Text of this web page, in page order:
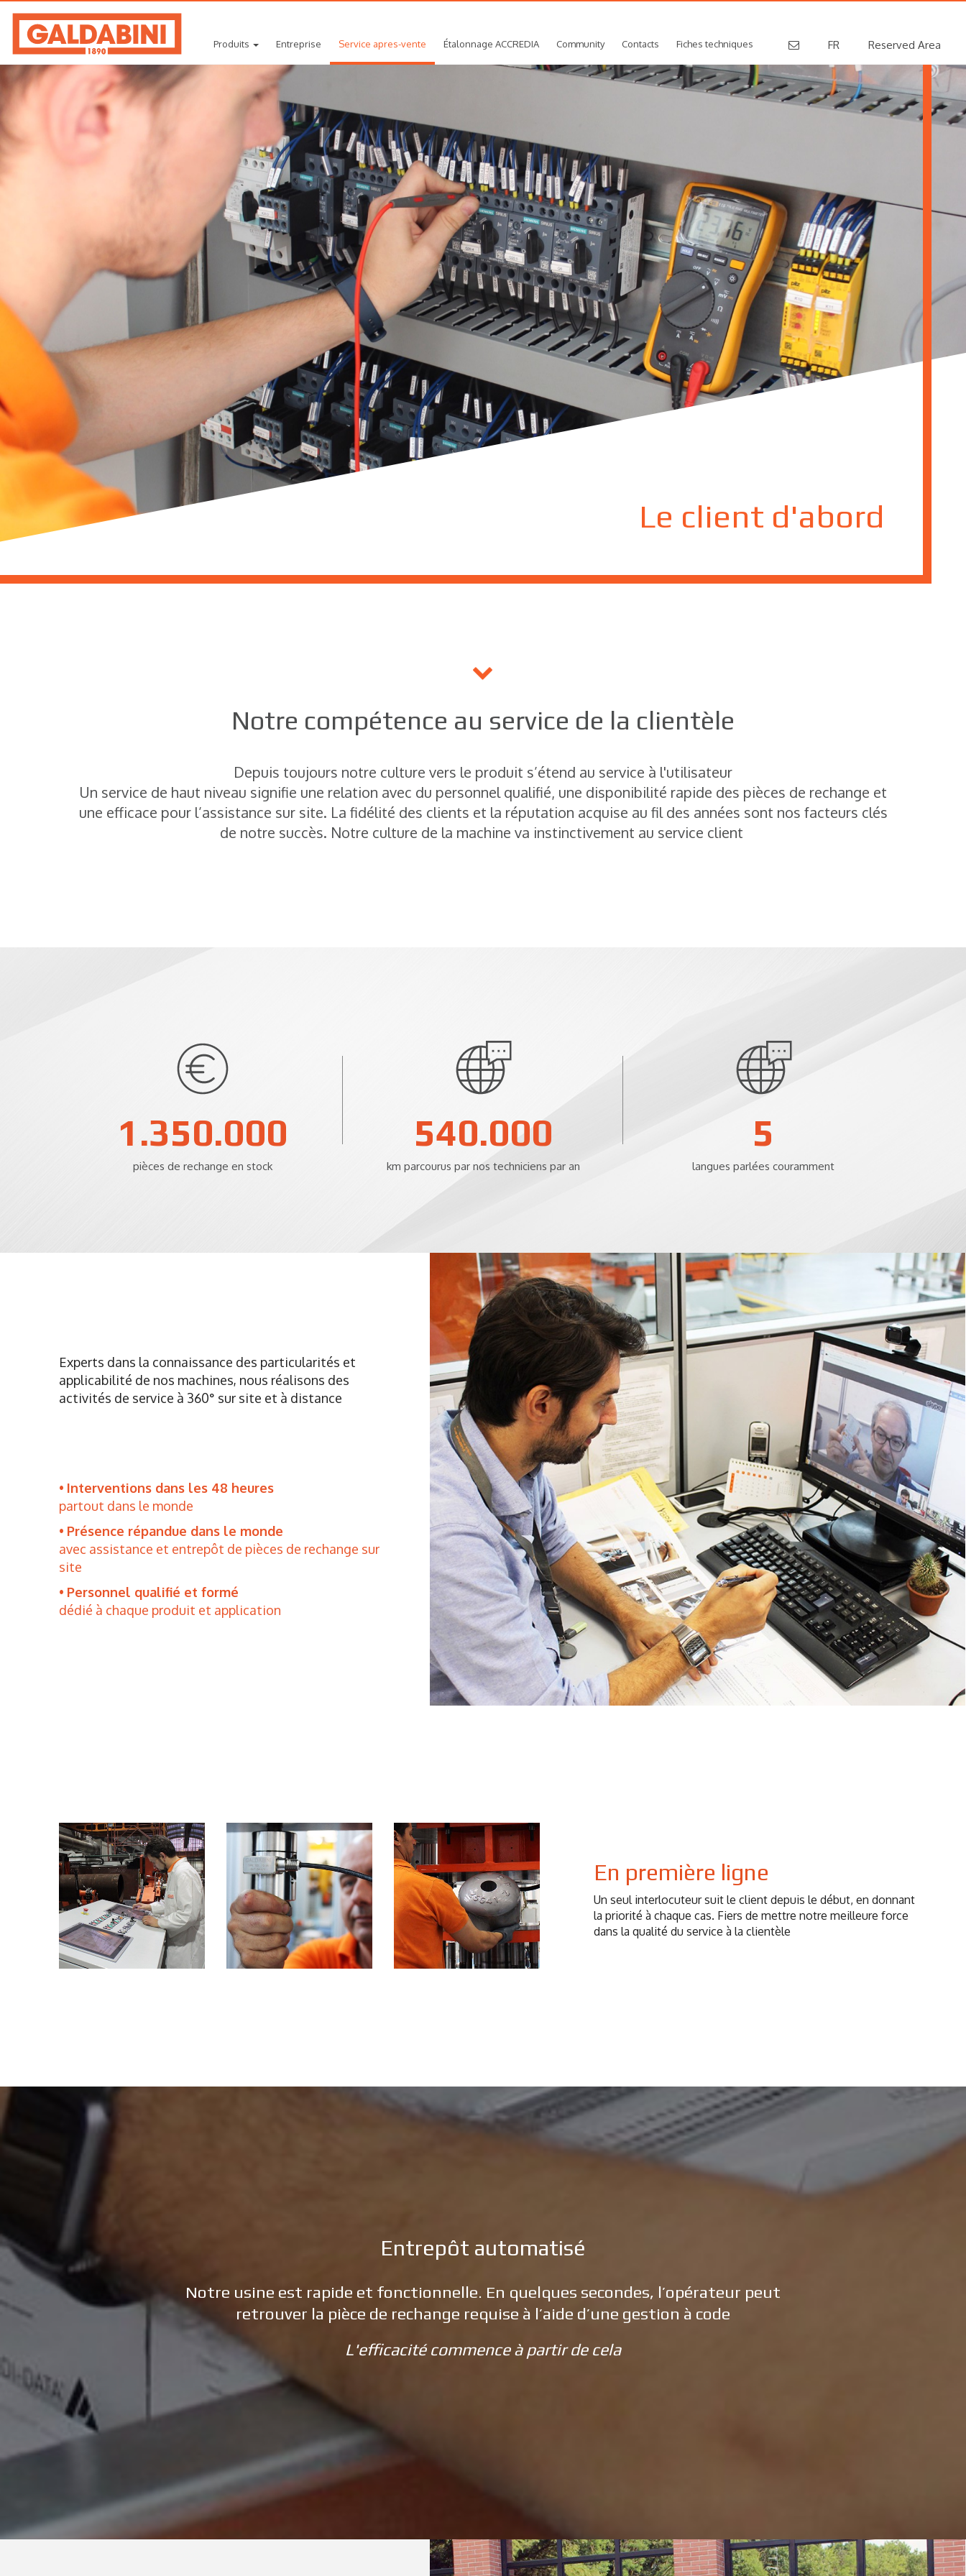
Produits Entreprise Service apres-vente Étalonnage ACCREDIA Community Contacts Fiches techniques FR Reserved Area
Le client d'abord
Notre compétence au service de la clientèle
Depuis toujours notre culture vers le produit s’étend au service à l'utilisateur
Un service de haut niveau signifie une relation avec du personnel qualifié, une disponibilité rapide des pièces de rechange et
une efficace pour l’assistance sur site. La fidélité des clients et la réputation acquise au fil des années sont nos facteurs clés
de notre succès. Notre culture de la machine va instinctivement au service client
2.000.000
pièces de rechange en stock
800.000
km parcourus par nos techniciens par an
7
langues parlées couramment
Experts dans la connaissance des particularités et
applicabilité de nos machines, nous réalisons des
activités de service à 360° sur site et à distance
Interventions dans les 48 heures
partout dans le monde
Présence répandue dans le monde
avec assistance et entrepôt de pièces de rechange sur
site
Personnel qualifié et formé
dédié à chaque produit et application
En première ligne
Un seul interlocuteur suit le client depuis le début, en donnant
la priorité à chaque cas. Fiers de mettre notre meilleure force
dans la qualité du service à la clientèle
Entrepôt automatisé
Notre usine est rapide et fonctionnelle. En quelques secondes, l’opérateur peut
retrouver la pièce de rechange requise à l’aide d’une gestion à code
L'efficacité commence à partir de cela